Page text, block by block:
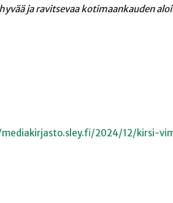
ja ravitsevaa kotimaankauden
2024/12/kirsi-